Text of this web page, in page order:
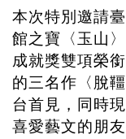
本次特別邀請
館之寶〈玉山
成就獎雙項榮
的三名作〈脫
台首見，同時
喜愛藝文的朋